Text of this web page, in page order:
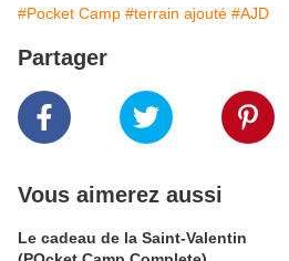
#Pocket Camp #terrain ajouté #AJD
Partager
Vous aimerez aussi
Le cadeau de la Saint-Valentin